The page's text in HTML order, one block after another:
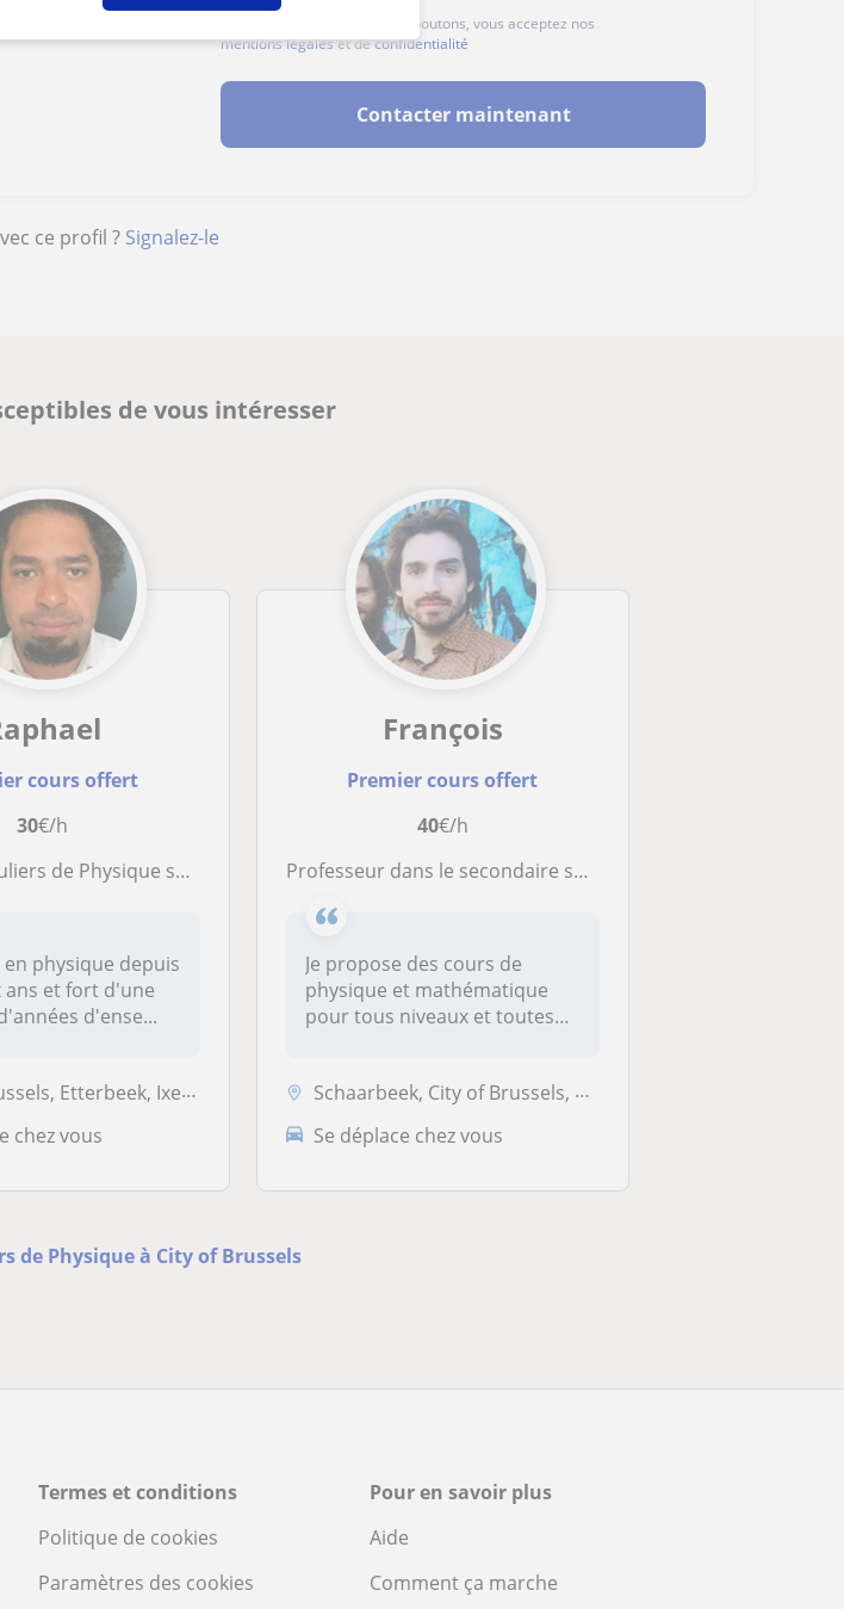
En cliquant sur l'un des deux boutons, vous acceptez nos
mentions légaleset deconfidentialité
Contacter maintenant
ce profil ? Signalez-le
de vous intéresser
cours offert
30€/h
de Physique sur Bruxelles
physique depuis
ans et fort d'une
d'ense...
Ixelles, Koekelberg, Saint-Josse-ten-Nood...
chez vous
François
Premier cours offert
40€/h
Professeur dans le secondaire supérieur, propose cours de physique tous niveaux/spécialisations (secondaire à l'universitaire)
Je propose des cours de
physique et mathématique
pour tous niveaux et toutes
Schaarbeek, City of Brussels, Etterbeek, Evere, Ixelles, Koekelberg, S...
Se déplace chez vous
de Physique à City of Brussels
Termes et conditions
Politique de cookies
Paramètres des cookies
Pour en savoir plus
Aide
Comment ça marche